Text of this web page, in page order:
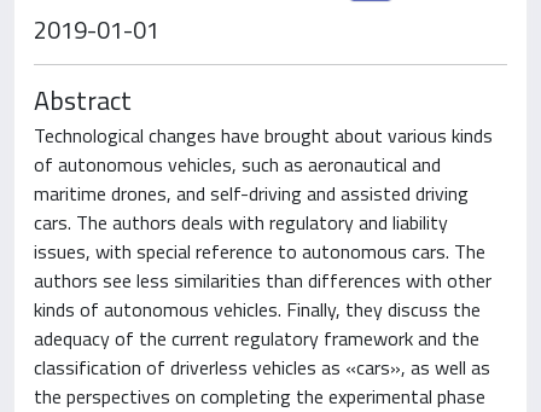
2019-01-01
Abstract
Technological changes have brought about various kinds
of autonomous vehicles, such as aeronautical and
maritime drones, and self-driving and assisted driving
cars. The authors deals with regulatory and liability
issues, with special reference to autonomous cars. The
authors see less similarities than differences with other
kinds of autonomous vehicles. Finally, they discuss the
adequacy of the current regulatory framework and the
classification of driverless vehicles as «cars», as well as
the perspectives on completing the experimental phase